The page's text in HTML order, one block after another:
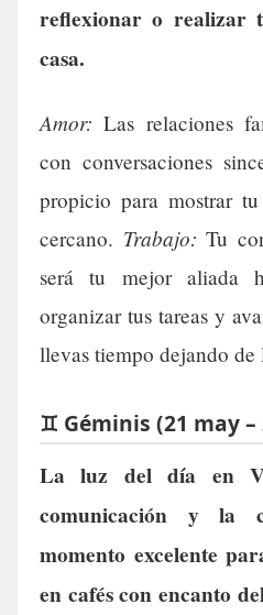
reflexionar o realizar
casa.
Amor: Las relaciones
con conversaciones
propicio para mostrar
cercano. Trabajo: Tu
será tu mejor aliada
organizar tus tareas y
llevas tiempo dejando de
♊ Géminis (21 may
La luz del día en
comunicación y la
momento excelente
en cafés con encanto